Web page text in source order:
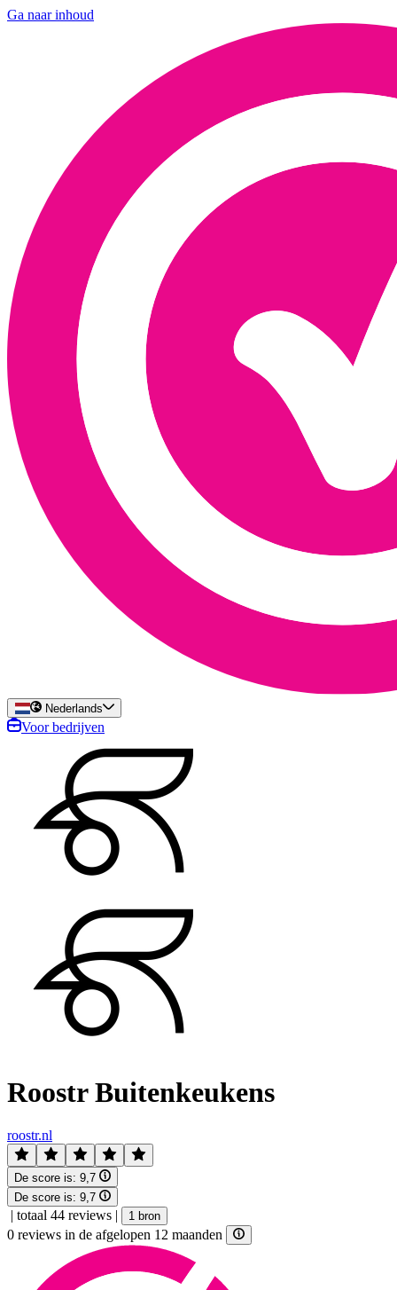
Ga naar inhoud
Nederlands
Voor bedrijven
Roostr Buitenkeukens
roostr.nl
De score is: 9,7
De score is: 9,7
| totaal 44 reviews | 1 bron
0 reviews in de afgelopen 12 maanden